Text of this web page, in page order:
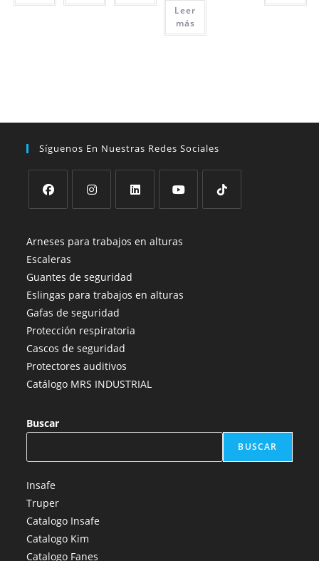
Leer
más
Síguenos En Nuestras Redes Sociales
abre
en
una
nueva
pestaña
abre
una
nueva
pestaña
abre
una
nueva
pestaña
abre
nueva
Arneses para trabajos en alturas
Escaleras
Guantes de seguridad
Eslingas para trabajos en alturas
Gafas de seguridad
Protección respiratoria
Cascos de seguridad
Protectores auditivos
Catálogo MRS INDUSTRIAL
Buscar
BUSCAR
Insafe
Truper
Catalogo Insafe
Catalogo Kim
Catalogo Fanes